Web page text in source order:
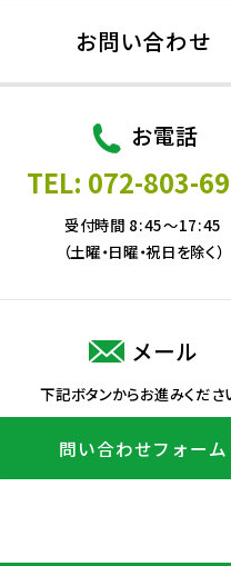
お問い合わせ
お電話
TEL: 072-803-
受付時間 8:45～17:45
（土曜・日曜・祝日を除く）
メール
下記ボタンからお進みくださ
問い合わせフォーム